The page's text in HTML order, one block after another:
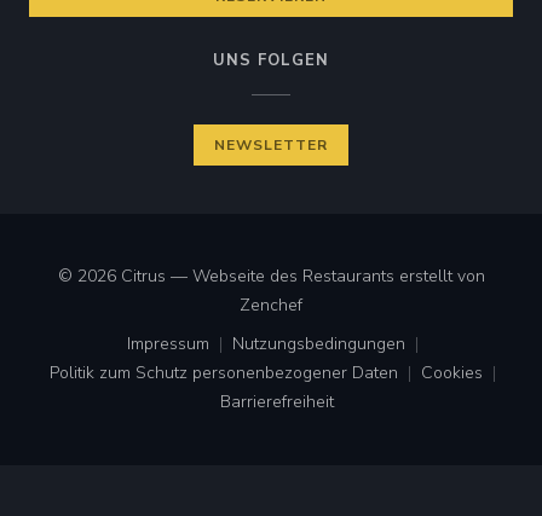
UNS FOLGEN
NEWSLETTER
© 2026 Citrus — Webseite des Restaurants erstellt von
Zenchef((öffnet ein neues Fenster))
Impressum
((öffnet ein neues Fenster))
Nutzungsbedingungen
((öffnet ein neues Fenster))
Politik zum Schutz personenbezogener Daten
((öffnet ein neues Fenster))
Cookies
((öffnet
Barrierefreiheit
((öffnet ein neues Fenster))